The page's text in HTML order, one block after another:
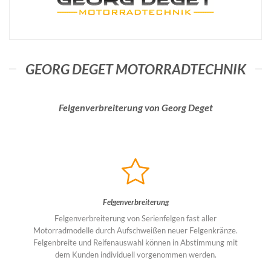
GEORG DEGET MOTORRADTECHNIK
Felgenverbreiterung von Georg Deget
Felgenverbreiterung
Felgenverbreiterung von Serienfelgen fast aller
Motorradmodelle durch Aufschweißen neuer Felgenkränze.
Felgenbreite und Reifenauswahl können in Abstimmung mit
dem Kunden individuell vorgenommen werden.